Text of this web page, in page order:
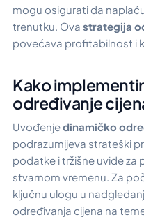
mogu osigurati da
trenutku. Ova strategija
povećava profitabilnost i
Kako
određivanje
Uvođenjedinamičko
podrazumijeva strateški
podatke i tržišne uvide za
stvarnom vremenu. Za
ključnu ulogu u
određivanja cijena na